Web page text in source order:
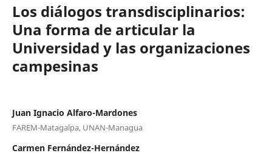
Los diálogos transdisciplinarios:
Una forma de articular la
Universidad y las organizaciones
campesinas
Juan Ignacio Alfaro-Mardones
FAREM-Matagalpa, UNAN-Managua
Carmen Fernández-Hernández